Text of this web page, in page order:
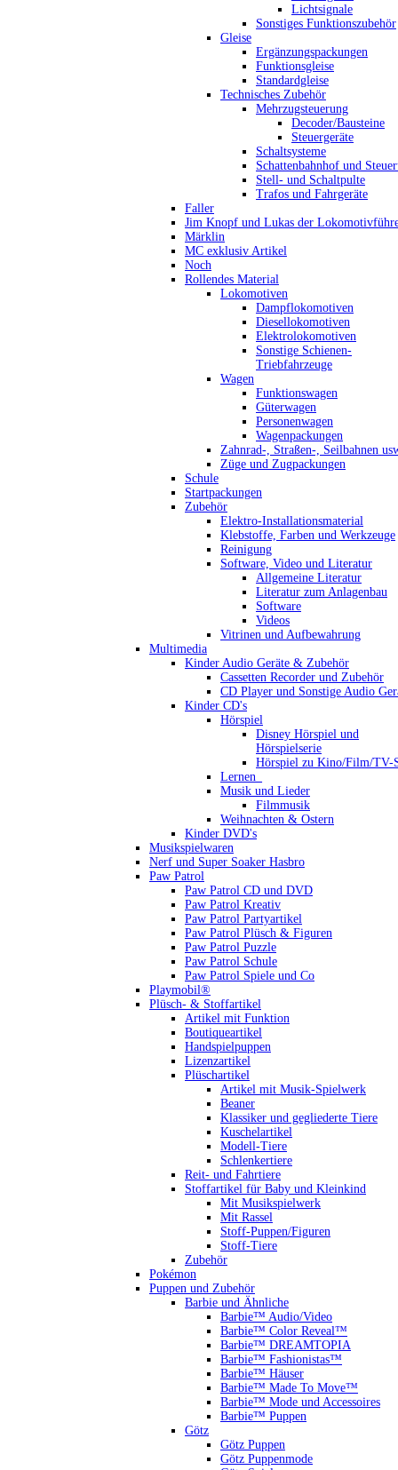
Lichtsignale
Sonstiges Funktionszubehör
Gleise
Ergänzungspackungen
Funktionsgleise
Standardgleise
Technisches Zubehör
Mehrzugsteuerung
Decoder/Bausteine
Steuergeräte
Schaltsysteme
Schattenbahnhof und
Stell- und Schaltpulte
Trafos und Fahrgeräte
Faller
Jim Knopf und Lukas der
Märklin
MC exklusiv Artikel
Noch
Rollendes Material
Lokomotiven
Dampflokomotiven
Diesellokomotiven
Elektrolokomotiven
Sonstige Schienen-
Triebfahrzeuge
Wagen
Funktionswagen
Güterwagen
Personenwagen
Wagenpackungen
Zahnrad-, Straßen-, Seilbahnen
Züge und Zugpackungen
Schule
Startpackungen
Zubehör
Elektro-Installationsmaterial
Klebstoffe, Farben und Werkzeuge
Reinigung
Software, Video und Literatur
Allgemeine Literatur
Literatur zum Anlagenbau
Software
Videos
Vitrinen und Aufbewahrung
Multimedia
Kinder Audio Geräte & Zubehör
Cassetten Recorder und Zubehör
CD Player und Sonstige Audio
Kinder CD's
Hörspiel
Disney Hörspiel und
Hörspielserie
Hörspiel zu Kino/Film/TV-
Lernen_
Musik und Lieder
Filmmusik
Weihnachten & Ostern
Kinder DVD's
Musikspielwaren
Nerf und Super Soaker Hasbro
Paw Patrol
Paw Patrol CD und DVD
Paw Patrol Kreativ
Paw Patrol Partyartikel
Paw Patrol Plüsch & Figuren
Paw Patrol Puzzle
Paw Patrol Schule
Paw Patrol Spiele und Co
Playmobil®
Plüsch- & Stoffartikel
Artikel mit Funktion
Boutiqueartikel
Handspielpuppen
Lizenzartikel
Plüschartikel
Artikel mit Musik-Spielwerk
Beaner
Klassiker und gegliederte Tiere
Kuschelartikel
Modell-Tiere
Schlenkertiere
Reit- und Fahrtiere
Stoffartikel für Baby und Kleinkind
Mit Musikspielwerk
Mit Rassel
Stoff-Puppen/Figuren
Stoff-Tiere
Zubehör
Pokémon
Puppen und Zubehör
Barbie und Ähnliche
Barbie™ Audio/Video
Barbie™ Color Reveal™
Barbie™ DREAMTOPIA
Barbie™ Fashionistas™
Barbie™ Häuser
Barbie™ Made To Move™
Barbie™ Mode und Accessoires
Barbie™ Puppen
Götz
Götz Puppen
Götz Puppenmode